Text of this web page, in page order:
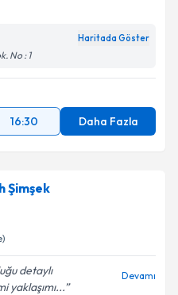
Haritada Göster
No : 1
16:30 Daha Fazla
Şimşek
detaylı
yaklaşımı...
Devamı